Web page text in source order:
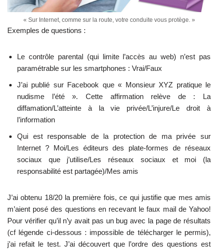
« Sur Internet, comme sur la route, votre conduite vous protège. »
Exemples de questions :
Le contrôle parental (qui limite l’accès au web) n’est pas
paramétrable sur les smartphones : Vrai/Faux
J’ai publié sur Facebook que « Monsieur XYZ pratique le
nudisme l’été ». Cette affirmation relève de : La
diffamation/L’atteinte à la vie privée/L’injure/Le droit à
l’information
Qui est responsable de la protection de ma privée sur
Internet ? Moi/Les éditeurs des plate-formes de réseaux
sociaux que j’utilise/Les réseaux sociaux et moi (la
responsabilité est partagée)/Mes amis
J’ai obtenu 18/20 la première fois, ce qui justifie que mes amis
m’aient posé des questions en recevant le faux mail de Yahoo!
Pour vérifier qu’il n’y avait pas un bug avec la page de résultats
(cf légende ci-dessous : impossible de télécharger le permis),
j’ai refait le test. J’ai découvert que l’ordre des questions est